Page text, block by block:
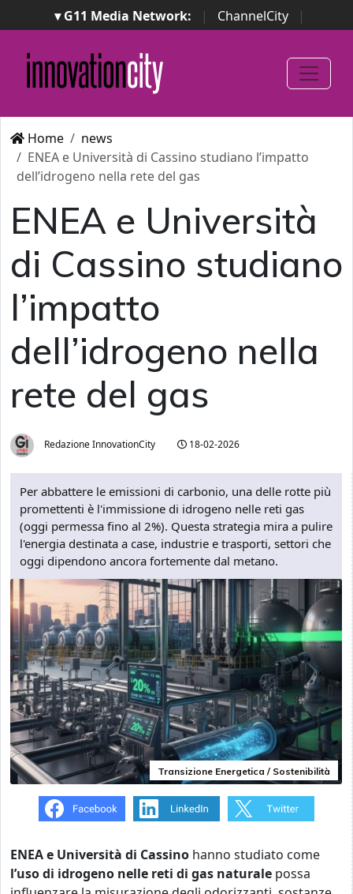
▾ G11 Media Network: | ChannelCity
|
ImpresaCity | SecurityOpenLab | Italian Channel
Awards
Italian Project Awards
Italian Security
Awards
Home
news
ENEA e Università di Cassino studiano l’impatto
dell’idrogeno nella rete del gas
ENEA e Università
di Cassino studiano
l’impatto
dell’idrogeno nella
rete del gas
Redazione InnovationCity 18-02-2026
Per abbattere le emissioni di carbonio, una delle rotte più
promettenti è l'immissione di idrogeno nelle reti gas
(oggi permessa fino al 2%). Questa strategia mira a pulire
l'energia destinata a case, industrie e trasporti, settori che
oggi dipendono ancora fortemente dal metano.
Transizione Energetica / Sostenibilità
ENEA e Università di Cassino hanno studiato come
l’uso di idrogeno nelle reti di gas naturale possa